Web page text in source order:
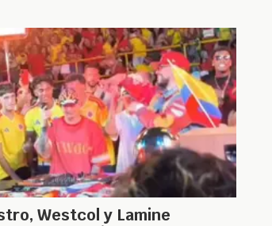
Westcol y Lamine